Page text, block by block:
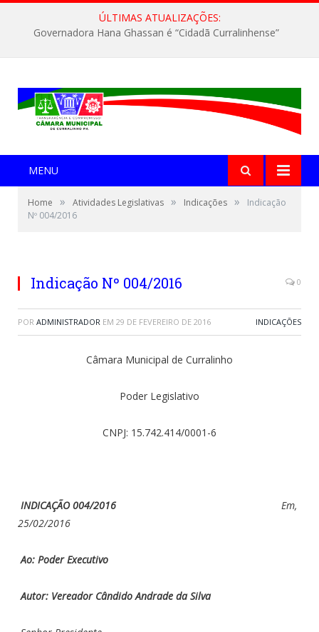
ÚLTIMAS ATUALIZAÇÕES:
Governadora Hana Ghassan é “Cidadã Curralinhense”
MENU
Home » Atividades Legislativas » Indicações »
Indicação
Nº 004/2016
Indicação Nº 004/2016 0
POR ADMINISTRADOR EM 29 DE FEVEREIRO DE 2016 INDICAÇÕES
Câmara Municipal de Curralinho
Poder Legislativo
CNPJ: 15.742.414/0001-6
INDICAÇÃO 004/2016 Em,
25/02/2016
Ao: Poder Executivo
Autor: Vereador Cândido Andrade da Silva